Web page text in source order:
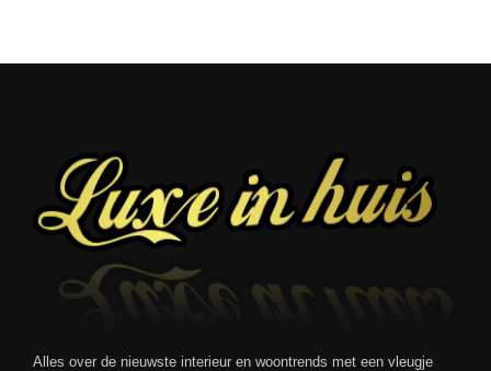
Alles over de nieuwste interieur en woontrends met een vleugje